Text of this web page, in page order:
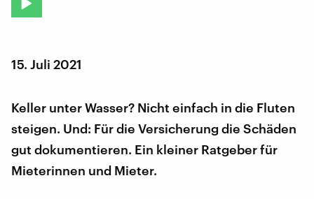
15. Juli 2021
Keller unter Wasser? Nicht einfach in die Fluten
steigen. Und: Für die Versicherung die Schäden
gut dokumentieren. Ein kleiner Ratgeber für
Mieterinnen und Mieter.